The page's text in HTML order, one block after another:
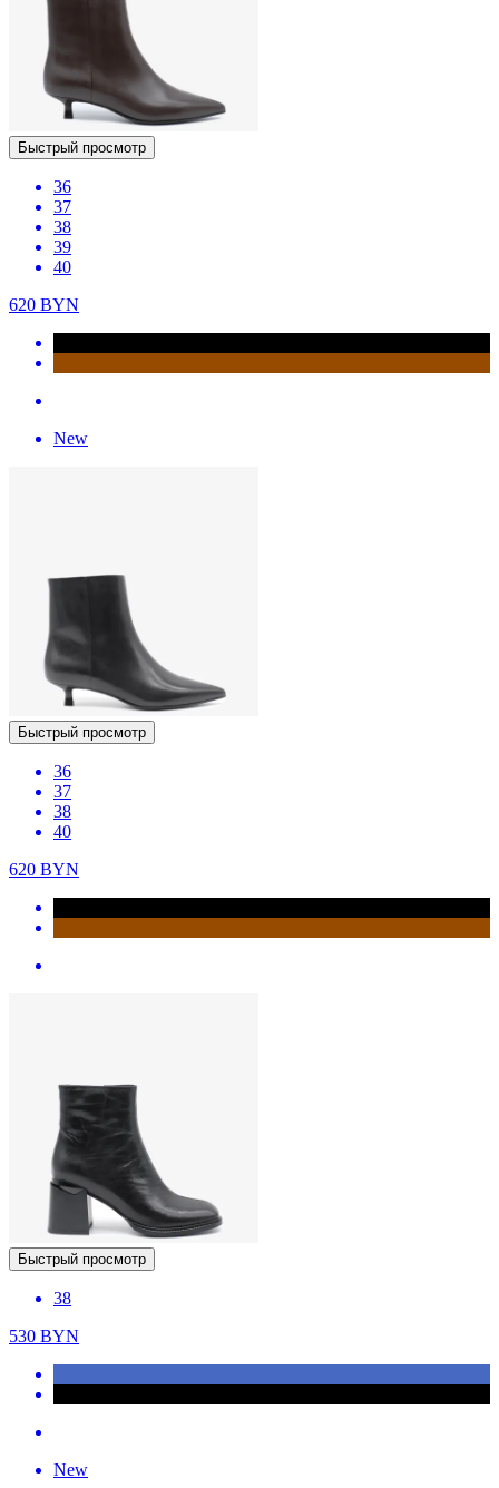
Быстрый просмотр
36
37
38
39
40
620 BYN
New
Быстрый просмотр
36
37
38
40
620 BYN
Быстрый просмотр
38
530 BYN
New